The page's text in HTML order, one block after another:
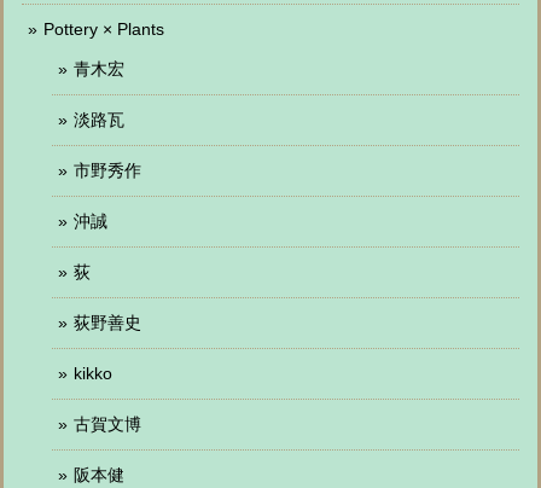
Pottery × Plants
青木宏
淡路瓦
市野秀作
沖誠
荻
荻野善史
kikko
古賀文博
阪本健